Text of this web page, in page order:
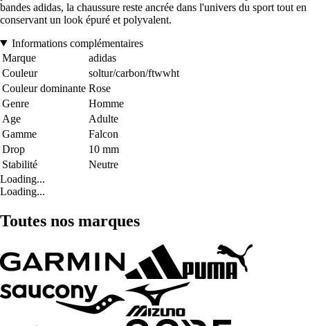
bandes adidas, la chaussure reste ancrée dans l'univers du sport tout en
conservant un look épuré et polyvalent.
Informations complémentaires
Marque
adidas
Couleur
soltur/carbon/ftwwht
Couleur dominante Rose
Genre
Homme
Age
Adulte
Gamme
Falcon
Drop
10 mm
Stabilité
Neutre
Loading...
Loading...
Toutes nos marques